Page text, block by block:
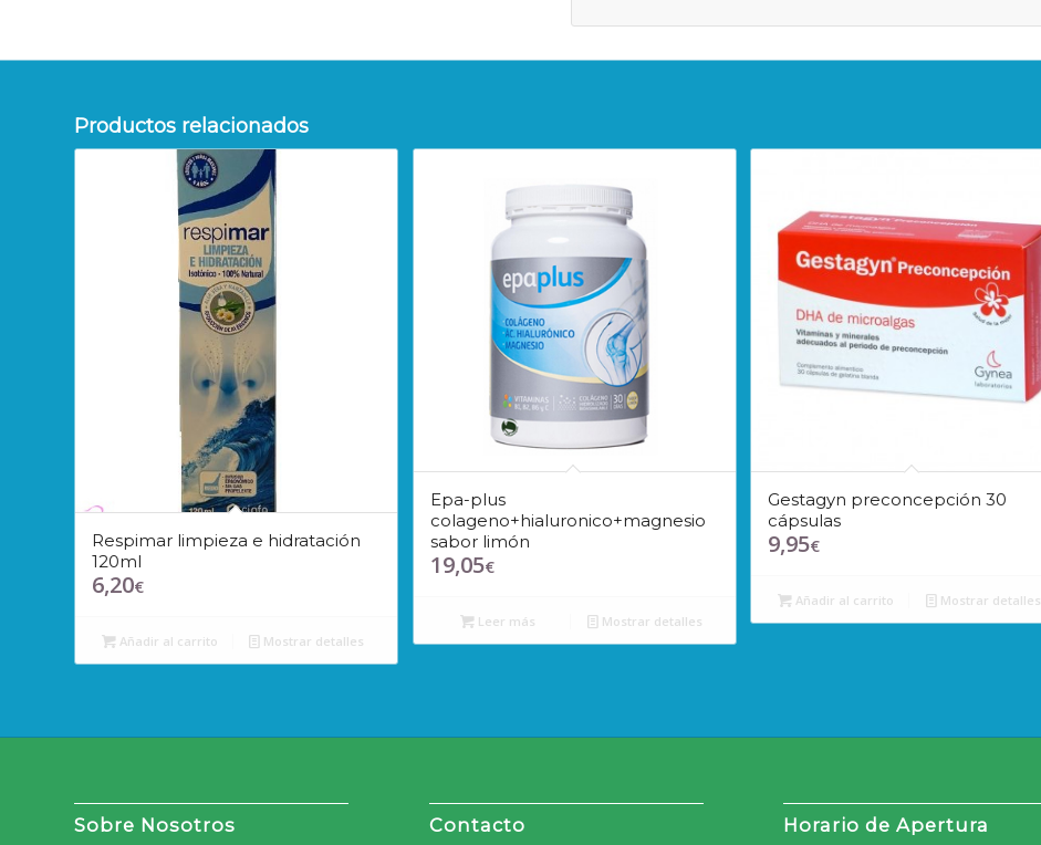
Productos relacionados
Respimar limpieza e hidratación
120ml
6,20€
Añadir al carrito Mostrar detalles
Epa-plus
colageno+hialuronico+magnesio
sabor limón
19,05€
Leer más Mostrar detalles
Gestagyn preconcepción 30
cápsulas
9,95€
Añadir al carrito Mostrar detalles
Sobre Nosotros Contacto Horario de Apertura